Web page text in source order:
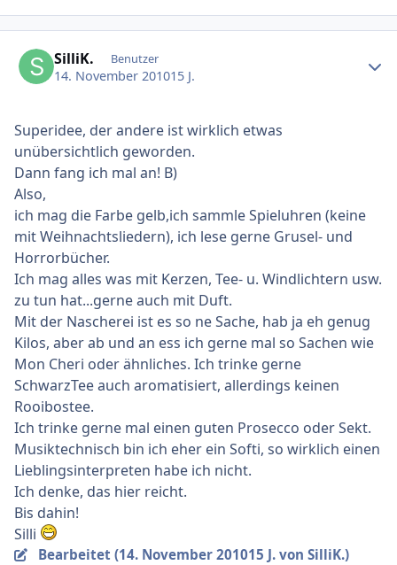
SilliK. Benutzer
14. November 201015 J.
Superidee, der andere ist wirklich etwas
unübersichtlich geworden.
Dann fang ich mal an! B)
Also,
ich mag die Farbe gelb,ich sammle Spieluhren (keine
mit Weihnachtsliedern), ich lese gerne Grusel- und
Horrorbücher.
Ich mag alles was mit Kerzen, Tee- u. Windlichtern usw.
zu tun hat...gerne auch mit Duft.
Mit der Nascherei ist es so ne Sache, hab ja eh genug
Kilos, aber ab und an ess ich gerne mal so Sachen wie
Mon Cheri oder ähnliches. Ich trinke gerne
SchwarzTee auch aromatisiert, allerdings keinen
Rooibostee.
Ich trinke gerne mal einen guten Prosecco oder Sekt.
Musiktechnisch bin ich eher ein Softi, so wirklich einen
Lieblingsinterpreten habe ich nicht.
Ich denke, das hier reicht.
Bis dahin!
Silli
Bearbeitet (14. November 201015 J.von SilliK.)